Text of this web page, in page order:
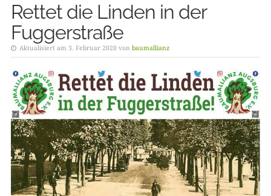
Rettet die Linden in der
Fuggerstraße
Aktualisiert am 3. Februar 2020 von baumallianz